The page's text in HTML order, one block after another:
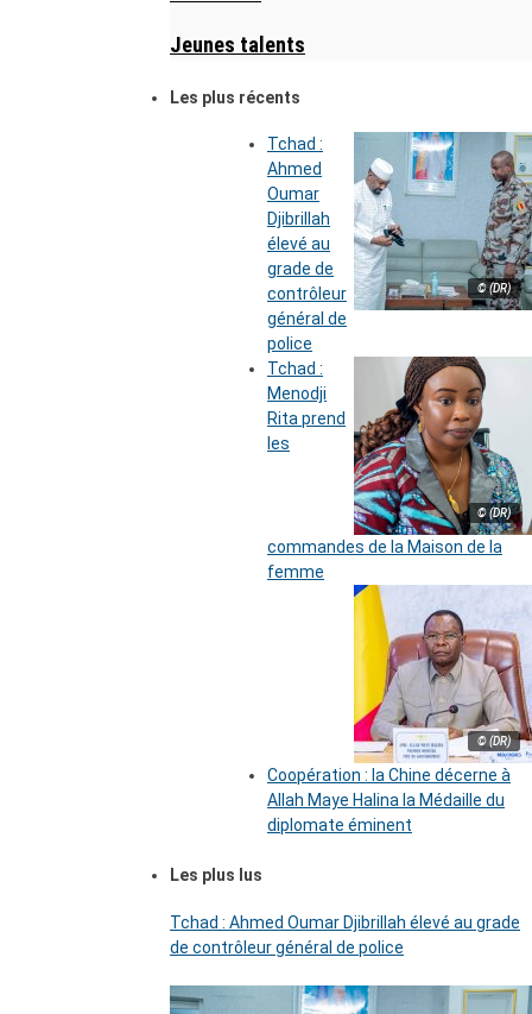
Jeunes talents
Les plus récents
© (DR)
Tchad :
Ahmed
Oumar
Djibrillah
élevé au
grade de
contrôleur
général de
police
© (DR)
Tchad :
Menodji
Rita prend
les
commandes de la Maison de la
femme
© (DR)
Coopération : la Chine décerne à
Allah Maye Halina la Médaille du
diplomate éminent
Les plus lus
Tchad : Ahmed Oumar Djibrillah élevé au grade
de contrôleur général de police